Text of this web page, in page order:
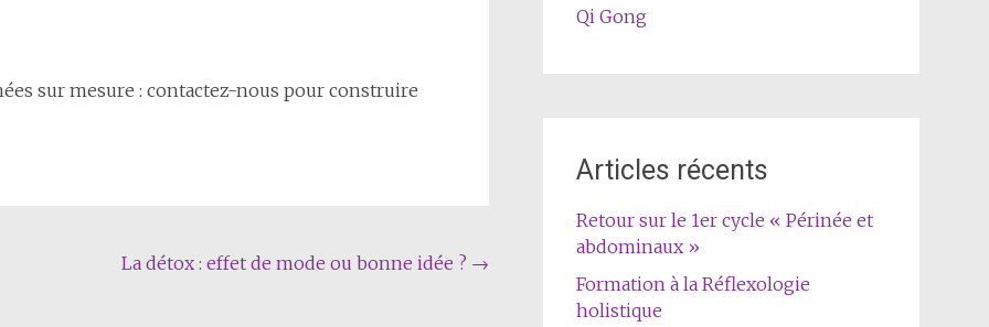
sur mesure : contactez-nous pour construire
La détox : effet de mode ou bonne idée ? →
Qi Gong
Articles récents
Retour sur le 1er cycle « Périnée et
abdominaux »
Formation à la Réflexologie
holistique